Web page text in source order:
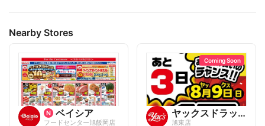
Nearby Stores
ベイシア
フードセンター旭飯岡店
Coming Soon
ヤックスドラッグ
旭東店